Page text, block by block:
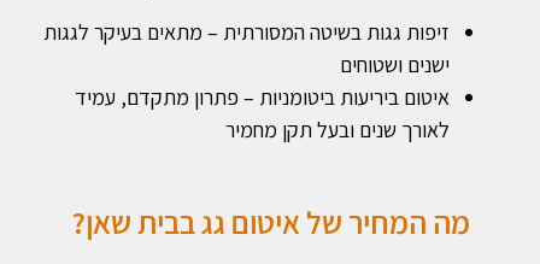
זיפות גגות בשיטה המסורתית – מתאים בעיקר לגגות
ישנים ושטוחים
איטום ביריעות ביטומניות – פתרון מתקדם, עמיד
לאורך שנים ובעל תקן מחמיר
מה המחיר של איטום גג בבית שאן?